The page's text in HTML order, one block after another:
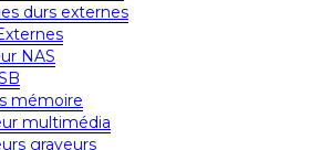
durs externes
NAS
mémoire
multimédia
graveurs